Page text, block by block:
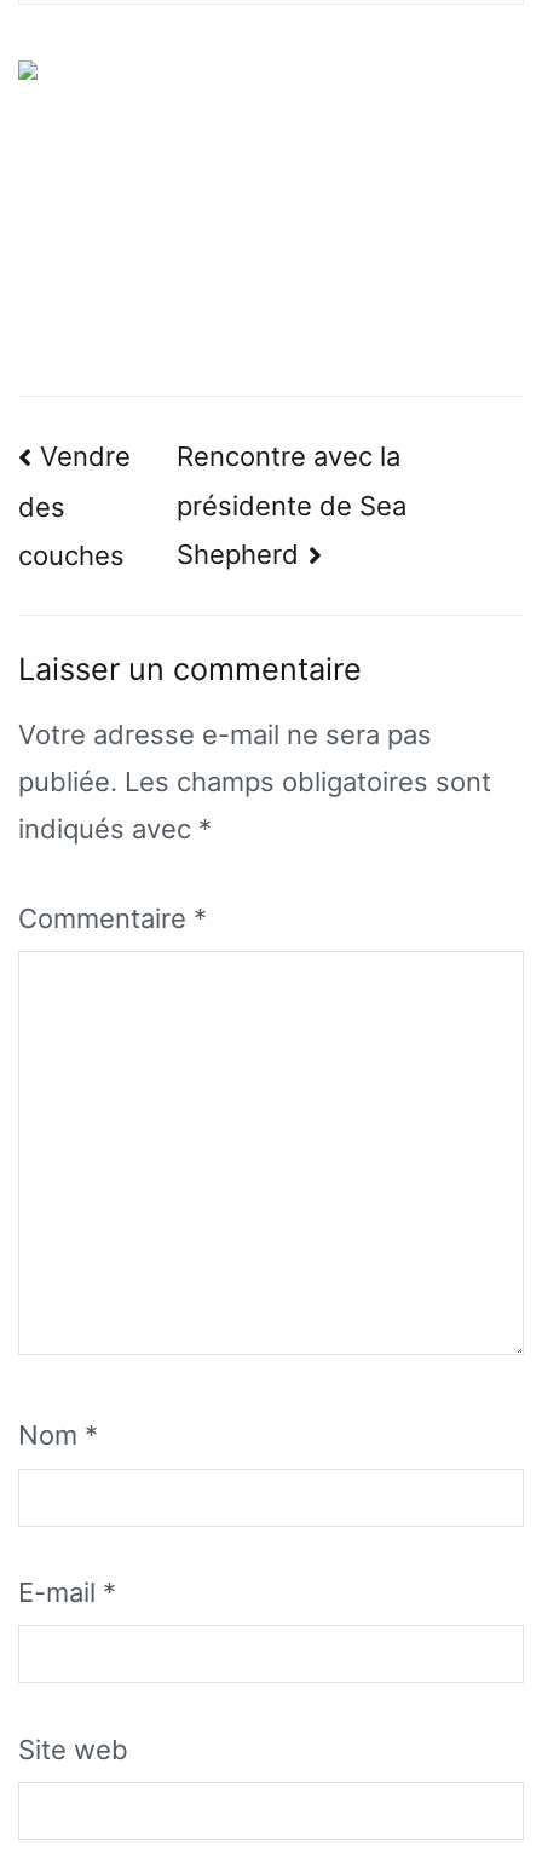
Navigation
de
l’article
Vendre
des
couches
Rencontre avec la
présidente de Sea
Shepherd
Laisser un commentaire
Votre adresse e-mail ne sera pas
publiée. Les champs obligatoires sont
indiqués avec *
Commentaire *
Nom *
E-mail *
Site web